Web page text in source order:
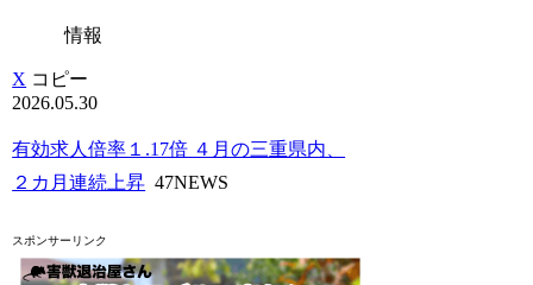
情報
X コピー
2026.05.30
有効求人倍率１.17倍 ４月の三重県内、
２カ月連続上昇 47NEWS
スポンサーリンク